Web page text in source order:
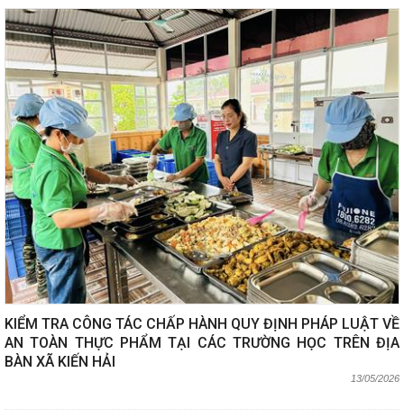
KIỂM TRA CÔNG TÁC CHẤP HÀNH QUY ĐỊNH PHÁP LUẬT VỀ
AN TOÀN THỰC PHẨM TẠI CÁC TRƯỜNG HỌC TRÊN ĐỊA
BÀN XÃ KIẾN HẢI
13/05/2026